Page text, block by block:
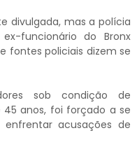
divulgada, mas a polícia
funcionário do Bronx
fontes policiais dizem se
sob condição de
45 anos, foi forçado a se
acusações de